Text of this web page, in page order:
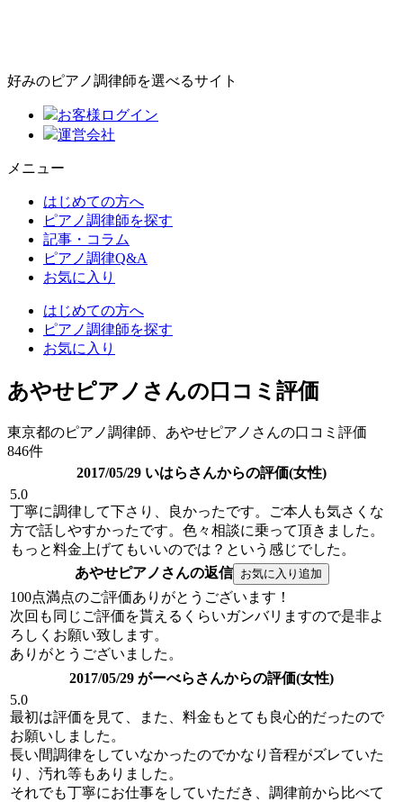
好みのピアノ調律師を選べるサイト
お客様ログイン
運営会社
メニュー
はじめての方へ
ピアノ調律師を探す
記事・コラム
ピアノ調律Q&A
お気に入り
はじめての方へ
ピアノ調律師を探す
お気に入り
あやせピアノさんの口コミ評価
東京都のピアノ調律師、あやせピアノさんの口コミ評価
846件
2017/05/29 いはらさんからの評価(女性)
5.0
丁寧に調律して下さり、良かったです。ご本人も気さくな
方で話しやすかったです。色々相談に乗って頂きました。
もっと料金上げてもいいのでは？という感じでした。
あやせピアノさんの返信
100点満点のご評価ありがとうございます！
次回も同じご評価を貰えるくらいガンバリますので是非よ
ろしくお願い致します。
ありがとうございました。
2017/05/29 がーべらさんからの評価(女性)
5.0
最初は評価を見て、また、料金もとても良心的だったので
お願いしました。
長い間調律をしていなかったのでかなり音程がズレていた
り、汚れ等もありました。
それでも丁寧にお仕事をしていただき、調律前から比べて